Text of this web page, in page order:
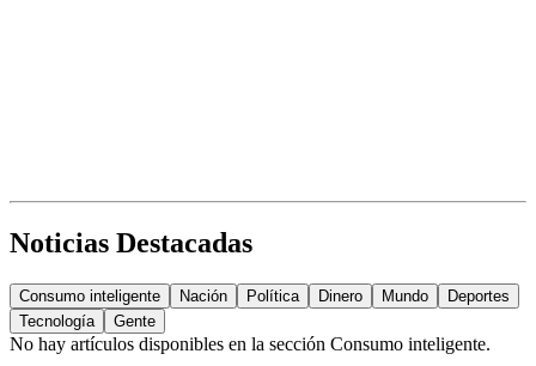
Noticias Destacadas
Consumo inteligente Nación Política Dinero Mundo
Deportes
Tecnología
Gente
No hay artículos disponibles en la sección Consumo inteligente.